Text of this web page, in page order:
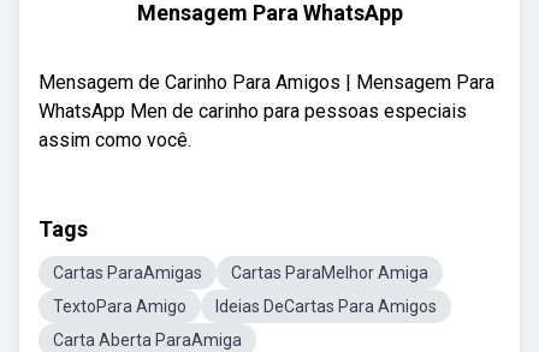
Mensagem Para WhatsApp
Mensagem de Carinho Para Amigos | Mensagem Para
WhatsApp Men de carinho para pessoas especiais
assim como você.
Tags
Cartas ParaAmigas
Cartas ParaMelhor Amiga
TextoPara Amigo
Ideias DeCartas Para Amigos
Carta Aberta ParaAmiga